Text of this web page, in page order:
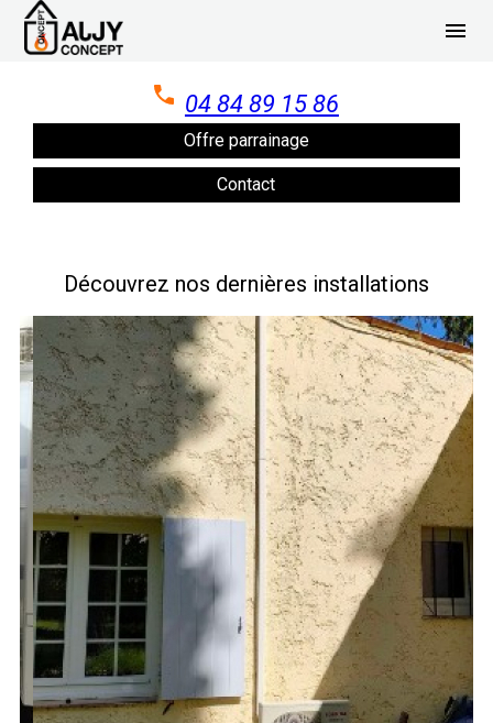
menu
04 84 89 15 86
Offre parrainage
Contact
Découvrez nos dernières installations
Panneau de gestion des cookies